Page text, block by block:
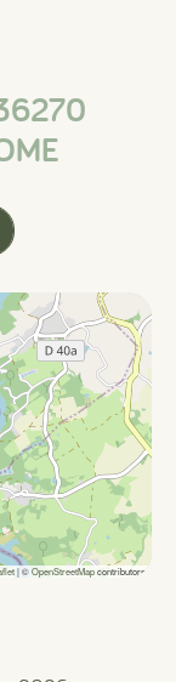
|©OpenStreetMapcontributors